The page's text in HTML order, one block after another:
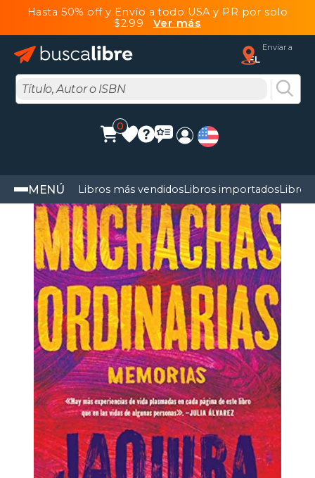
Hasta 50% off y Envío a todo USA y PR por solo
$2.99 Ver más
Enviar a
FL
0
MENÚ Libros más vendidosLibros importadosLibros